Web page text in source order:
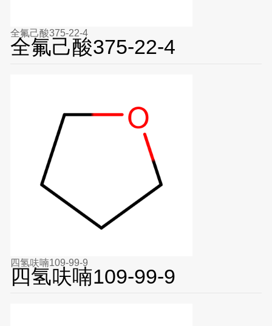
全氟己酸375-22-4
全氟己酸375-22-4
四氢呋喃109-99-9
四氢呋喃109-99-9